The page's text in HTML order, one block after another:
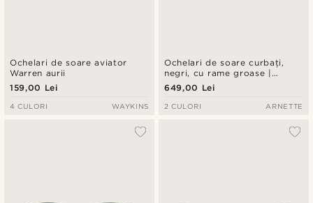
Ochelari de soare aviator
Warren aurii
159,00 Lei
4 CULORI WAYKINS
Ochelari de soare curbați,
negri, cu rame groase |
Arnette 0AN4357
649,00 Lei
2 CULORI ARNETTE